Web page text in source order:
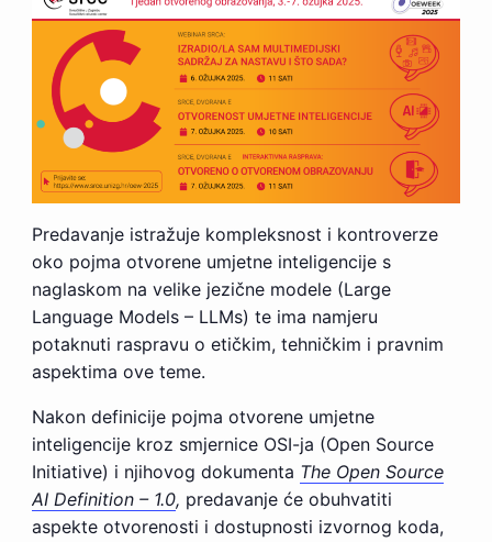
Predavanje istražuje kompleksnost i kontroverze
oko pojma otvorene umjetne inteligencije s
naglaskom na velike jezične modele (Large
Language Models – LLMs) te ima namjeru
potaknuti raspravu o etičkim, tehničkim i pravnim
aspektima ove teme.
Nakon definicije pojma otvorene umjetne
inteligencije kroz smjernice OSI-ja (Open Source
Initiative) i njihovog dokumenta The Open Source
AI Definition – 1.0, predavanje će obuhvatiti
aspekte otvorenosti i dostupnosti izvornog koda,